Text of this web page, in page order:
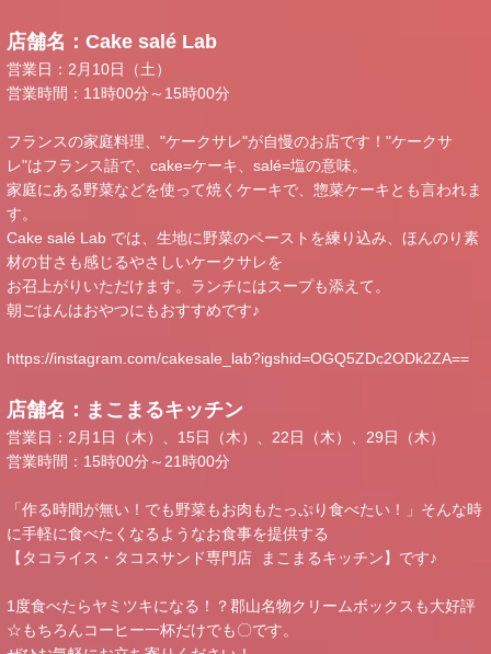
店舗名：Cake salé Lab
営業日：2月10日（土）
営業時間：11時00分～15時00分
フランスの家庭料理、"ケークサレ"が自慢のお店です！"ケークサ
レ"はフランス語で、cake=ケーキ、salé=塩の意味。
家庭にある野菜などを使って焼くケーキで、惣菜ケーキとも言われま
す。
Cake salé Lab では、生地に野菜のペーストを練り込み、ほんのり素
材の甘さも感じるやさしいケークサレを
お召上がりいただけます。ランチにはスープも添えて。
朝ごはんはおやつにもおすすめです♪
https://instagram.com/cakesale_lab?igshid=OGQ5ZDc2ODk2ZA==
店舗名：まこまるキッチン
営業日：2月1日（木）、15日（木）、22日（木）、29日（木）
営業時間：15時00分～21時00分
「作る時間が無い！でも野菜もお肉もたっぷり食べたい！」そんな時
に手軽に食べたくなるようなお食事を提供する
【タコライス・タコスサンド専門店 まこまるキッチン】です♪
1度食べたらヤミツキになる！？郡山名物クリームボックスも大好評
☆もちろんコーヒー一杯だけでも〇です。